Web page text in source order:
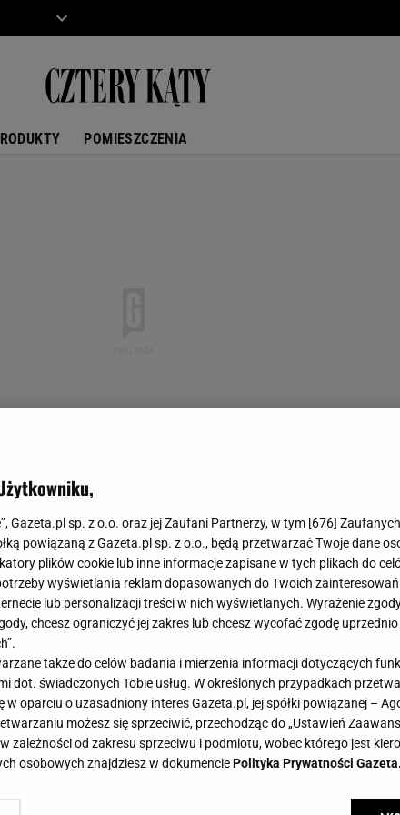
POMIESZCZENIA
Gazeta.pl sp. z o.o. oraz jej Zaufani Partnerzy, w tym [676]
powiązaną z Gazeta.pl sp. z o.o., będą przetwarzać Twoje dane
plików cookie lub inne informacje zapisane w tych plikach do
wyświetlania reklam dopasowanych do Twoich
lub personalizacji treści w nich wyświetlanych. Wyrażenie
chcesz ograniczyć jej zakres lub chcesz wycofać zgodę
także do celów badania i mierzenia informacji dotyczących
dot. świadczonych Tobie usług. W określonych przypadkach
oparciu o uzasadniony interes Gazeta.pl, jej spółki powiązanej –
możesz się sprzeciwić, przechodząc do „Ustawień
zależności od zakresu sprzeciwu i podmiotu, wobec którego jest
osobowych znajdziesz w dokumenciePolityka Prywatności